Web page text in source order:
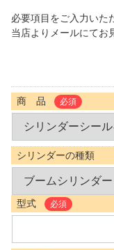
必要項目をご入力いた
当店よりメールにてお
商 品 必須
シリンダーの種類
型式 必須